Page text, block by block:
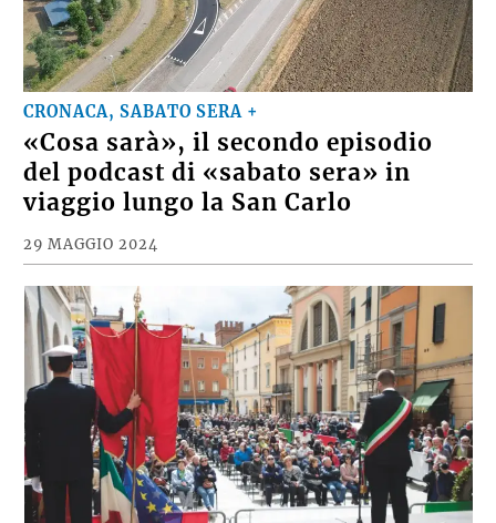
CRONACA, SABATO SERA +
«Cosa sarà», il secondo episodio
del podcast di «sabato sera» in
viaggio lungo la San Carlo
29 MAGGIO 2024